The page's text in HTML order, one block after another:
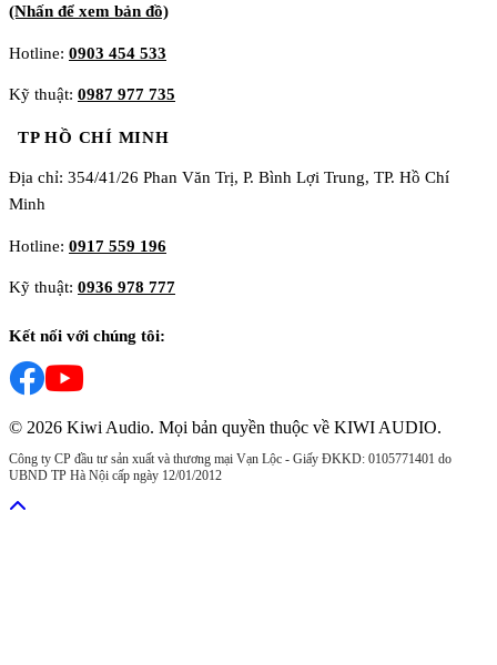
(Nhấn để xem bản đồ)
Hotline: 0903 454 533
Kỹ thuật: 0987 977 735
TP HỒ CHÍ MINH
Địa chỉ: 354/41/26 Phan Văn Trị, P. Bình Lợi Trung, TP. Hồ Chí
Minh
Hotline: 0917 559 196
Kỹ thuật: 0936 978 777
Kết nối với chúng tôi:
© 2026 Kiwi Audio. Mọi bản quyền thuộc về KIWI AUDIO.
Công ty CP đầu tư sản xuất và thương mại Vạn Lộc - Giấy ĐKKD: 0105771401 do
UBND TP Hà Nội cấp ngày 12/01/2012